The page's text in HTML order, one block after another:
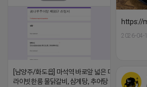
https://
2026-04-
[남양주/화도읍] 마석역 바로앞 넓은 매장과, 프
라이빗한룸 물닭갈비, 삼계탕, 추어탕 맛집 10